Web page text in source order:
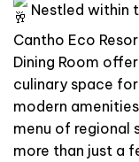
Nestled within
Cantho Eco
Dining Room
culinary space
modern
menu of regional
more than just a